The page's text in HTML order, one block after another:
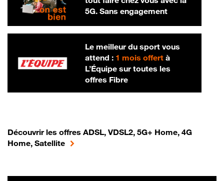
5G. Sans engagement
Le meilleur du sport vous
attend : 1 mois offertà
L’Équipe sur toutes les
offres Fibre
Découvrir les offres ADSL, VDSL2, 5G+ Home, 4G
Home, Satellite